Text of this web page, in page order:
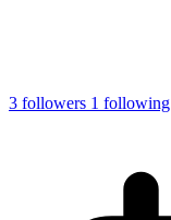
3 followers 1 following